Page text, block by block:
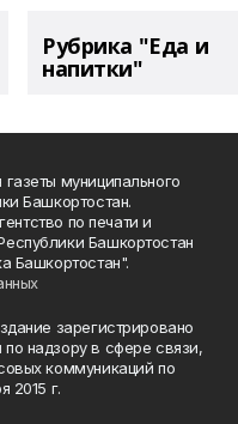
Рубрика "Еда и
напитки"
муниципального
Башкортостан.
по печати и
Башкортостан
Башкортостан".
зарегистрировано
надзору в сфере связи,
коммуникаций по
2015 г.